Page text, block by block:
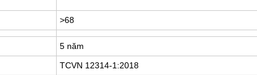
>68
5 năm
TCVN 12314-1:2018